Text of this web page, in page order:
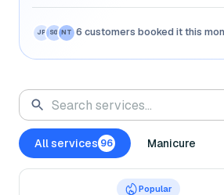
LC DV AM 6 customers booked it this
All services 96 Manicure
Popular